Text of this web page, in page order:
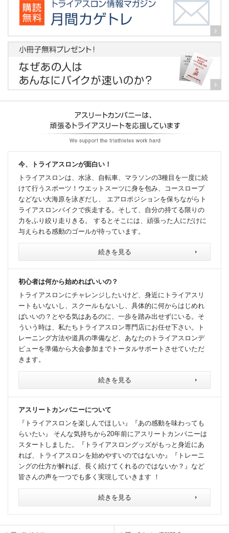
今、トライアスロンが面白い！
トライアスロンは、水泳、自転車、マラソンの3種目を一度に続
けて行うスポーツ！ウエットスーツに身を包み、コースロープ
などない大海原を泳ぎだし、 エアロポジションを保ちながらト
ライアスロンバイクで疾走する。そして、自分の持てる限りの
力をふり絞り走りきる。 するとそこには、頑張った人にだけに
与えられる感動のゴールが待っています。
続きを見る
初心者は何から始めればいいの？
トライアスロンにチャレンジしたいけど、身近にトライアスリ
ートもいないし、スクールもないし、具体的に何からはじめれ
ばいいの？とやる気はあるのに、一歩を踏み出せずにいる。そ
ういう時は、私たちトライアスロン専門店にお任せ下さい。ト
レーニング方法や道具の準備など、あなたのトライアスロンデ
ビューを準備から大会参加までトータルサポートさせていただ
きます。
続きを見る
アスリートカンパニーについて
『トライアスロンを楽しんでほしい』『あの感動を味わっても
らいたい』 そんな気持ちから20年前にアスリートカンパニーは
スタートしました。『トライアスロングッズがもっと身近にあ
れば、トライアスロンを始めやすいのではないか』『トレーニ
ングの仕方が解れば、長く続けてくれるのではないか？』など
皆さんの声を一つでも多く実現していきます ！
続きを見る